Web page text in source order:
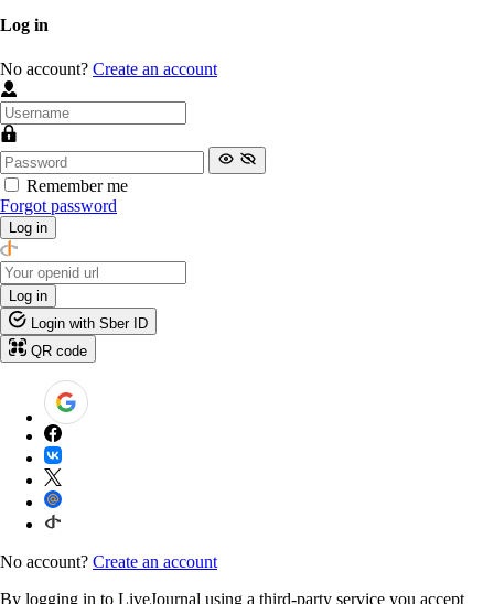
Log in
No account? Create an account
Remember me
Forgot password
Log in
Log in
Login with Sber ID
QR code
No account? Create an account
By logging in to LiveJournal using a third-party service you accept